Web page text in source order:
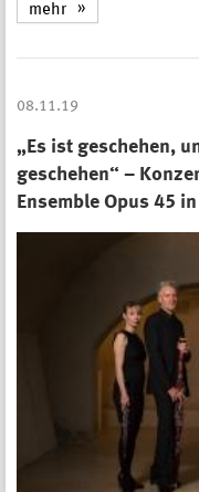
mehr
08.11.19
„Es ist geschehen,
geschehen“ –
Ensemble Opus 45